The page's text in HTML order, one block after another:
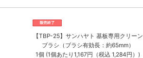
【TBP-25】サンハヤト 基板専用クリーン
ブラシ（ブラシ有効長：約65mm）
1個 (1個あたり1,167円（税込 1,284円）)